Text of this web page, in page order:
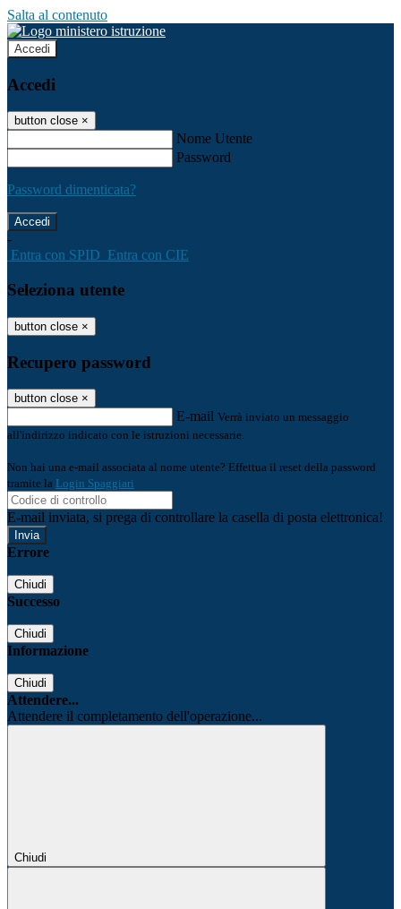
Salta al contenuto
Accedi
Accedi
button close ×
Nome Utente
Password
Password dimenticata?
-
Entra con SPID Entra con CIE
Seleziona utente
button close ×
Recupero password
button close ×
E-mail Verrà inviato un messaggio
all'indirizzo indicato con le istruzioni necessarie.
Non hai una e-mail associata al nome utente? Effettua il reset della password
tramite la Login Spaggiari
E-mail inviata, si prega di controllare la casella di posta elettronica!
Errore
Chiudi
Successo
Chiudi
Informazione
Chiudi
Attendere...
Attendere il completamento dell'operazione...
Chiudi